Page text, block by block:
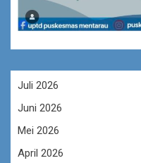
Juli 2026
Juni 2026
Mei 2026
April 2026